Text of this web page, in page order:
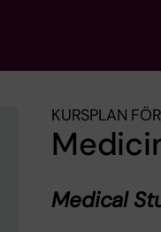
KURSPLAN FÖR
Medical